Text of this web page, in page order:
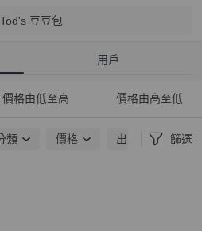
Tod's 豆豆包
用戶
價格由低至高 價格由高至低
類 價格 出貨地點 篩選